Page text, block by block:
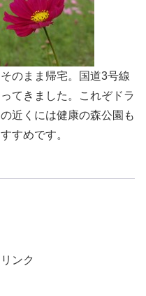
のまま帰宅。国道3号線
てきました。これぞドラ
近くには健康の森公園も
すめです。
ンク